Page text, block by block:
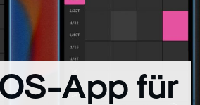
App für